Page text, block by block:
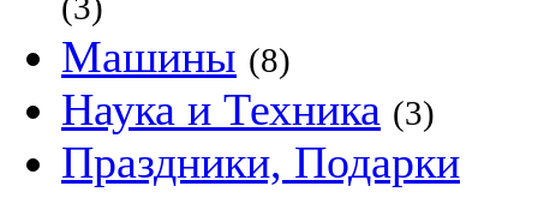
Машины (8)
Наука и Техника (3)
Праздники, Подарки